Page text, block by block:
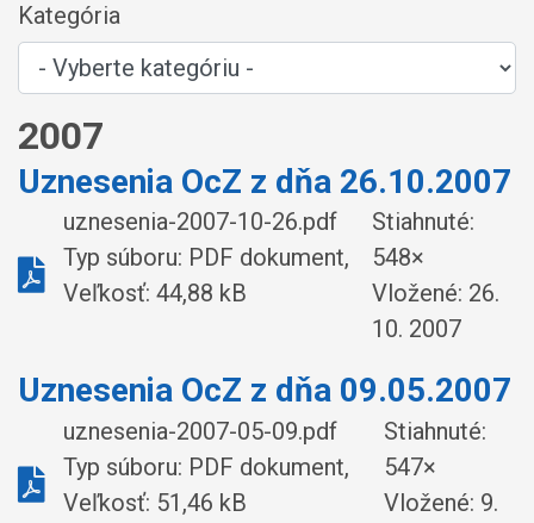
Kategória
2007
Uznesenia OcZ z dňa 26.10.2007
uznesenia-2007-10-26.pdf
Typ súboru: PDF dokument,
Veľkosť: 44,88 kB
Stiahnuté:
548×
Vložené: 26.
10. 2007
Uznesenia OcZ z dňa 09.05.2007
uznesenia-2007-05-09.pdf
Typ súboru: PDF dokument,
Veľkosť: 51,46 kB
Stiahnuté:
547×
Vložené: 9.